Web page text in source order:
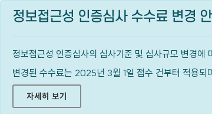
정보접근성 인증심사 수수료 변경
정보접근성 인증심사의 심사기준 및 심사규모 변경에
변경된 수수료는 2025년 3월 1일 접수 건부터 적용
자세히 보기